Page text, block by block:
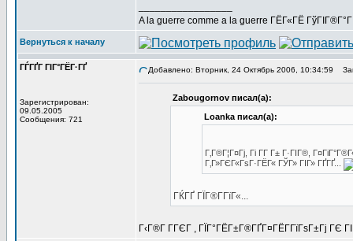
A la guerre comme a la guerre ГЁГ«ГЁ
Вернуться к началу
ГЃГҐГ ГІГ°ГЁГ·ГҐ
Зарегистрирован:
09.05.2005
Сообщения: 721
Добавлено: Вторник, 24 Октябрь 2006, 10:34:59
Zabougornov писал(а):
Loanka писал(а):
Г‚Г®Г¦Г¤Гј, Гі Г­Г Г± Г·ГІГ®,
Г‚Г»ГЄГ«ГѕГ·ГЁГ« ГЎГ» ГІГ» ГҐГҐ...
ГЌГҐ ГЇГ®Г­ГїГ«...
Г‹Г®Г Г­ГЄГ , ГЇГ°ГЁГ±Г®ГҐГ¤ГЁГ­ГїГѕГ±Гј ГЄ